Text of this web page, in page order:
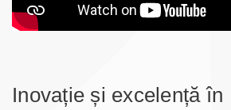
Inovație și excelență în